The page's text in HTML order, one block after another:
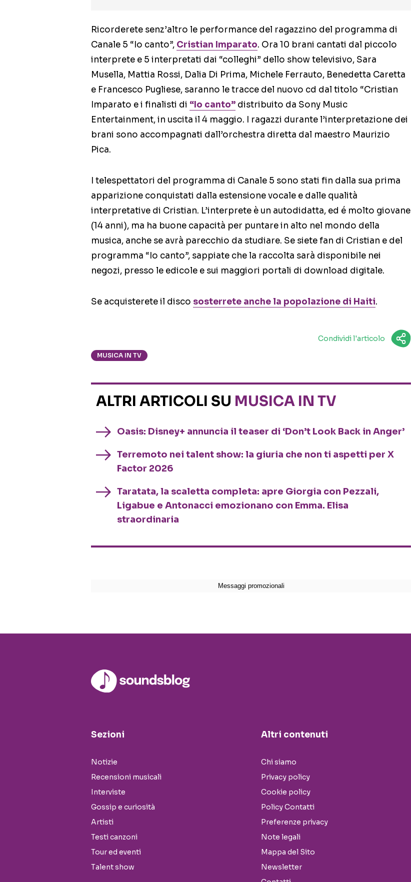
Ricorderete senz’altro le performance del ragazzino del programma di
Canale 5 “Io canto”, Cristian Imparato. Ora 10 brani cantati dal piccolo
interprete e 5 interpretati dai “colleghi” dello show televisivo, Sara
Musella, Mattia Rossi, Dalia Di Prima, Michele Ferrauto, Benedetta Caretta
e Francesco Pugliese, saranno le tracce del nuovo cd dal titolo “Cristian
Imparato e i finalisti di “Io canto” distribuito da Sony Music
Entertainment, in uscita il 4 maggio. I ragazzi durante l’interpretazione dei
brani sono accompagnati dall’orchestra diretta dal maestro Maurizio
Pica.
I telespettatori del programma di Canale 5 sono stati fin dalla sua prima
apparizione conquistati dalla estensione vocale e dalle qualità
interpretative di Cristian. L’interprete è un autodidatta, ed é molto giovane
(14 anni), ma ha buone capacità per puntare in alto nel mondo della
musica, anche se avrà parecchio da studiare. Se siete fan di Cristian e del
programma “Io canto”, sappiate che la raccolta sarà disponibile nei
negozi, presso le edicole e sui maggiori portali di download digitale.
Se acquisterete il disco sosterrete anche la popolazione di Haiti.
Condividi l'articolo
MUSICA IN TV
ALTRI ARTICOLI SU MUSICA IN TV
Oasis: Disney+ annuncia il teaser di ‘Don’t Look Back in Anger’
Terremoto nei talent show: la giuria che non ti aspetti per X
Factor 2026
Taratata, la scaletta completa: apre Giorgia con Pezzali,
Ligabue e Antonacci emozionano con Emma. Elisa
straordinaria
Sezioni
Notizie
Recensioni musicali
Interviste
Gossip e curiosità
Artisti
Testi canzoni
Tour ed eventi
Talent show
Altri contenuti
Chi siamo
Privacy policy
Cookie policy
Policy Contatti
Preferenze privacy
Note legali
Mappa del Sito
Newsletter